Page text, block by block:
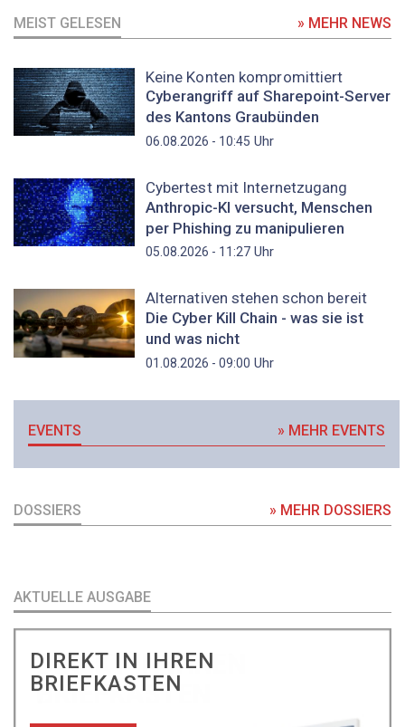
MEIST GELESEN » MEHR NEWS
Keine Konten kompromittiert
Cyberangriff auf Sharepoint-Server
des Kantons Graubünden
06.08.2026 - 10:45 Uhr
Cybertest mit Internetzugang
Anthropic-KI versucht, Menschen
per Phishing zu manipulieren
05.08.2026 - 11:27Uhr
Alternativen stehen schon bereit
Die Cyber Kill Chain - was sie ist
und was nicht
01.08.2026 - 09:00 Uhr
EVENTS » MEHR EVENTS
DOSSIERS » MEHR DOSSIERS
AKTUELLE AUSGABE
DIREKT IN IHREN
BRIEFKASTEN